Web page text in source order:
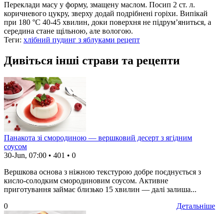
Переклади масу у форму, змащену маслом. Посип 2 ст. л.
коричневого цукру, зверху додай подрібнені горіхи. Випікай
при 180 °C 40-45 хвилин, доки поверхня не підрум’яниться, а
середина стане щільною, але вологою.
Теги: хлібний пудинг з яблуками рецепт
Дивіться інші страви та рецепти
Панакота зі смородиною — вершковий десерт з ягідним
соусом
30-Jun, 07:00 • 401 • 0
Вершкова основа з ніжною текстурою добре поєднується з
кисло-солодким смородиновим соусом. Активне
приготування займає близько 15 хвилин — далі залиша...
Детальніше
0